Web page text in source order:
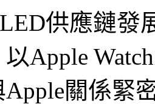
供應鏈發
Apple
關係緊